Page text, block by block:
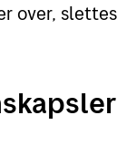
over,